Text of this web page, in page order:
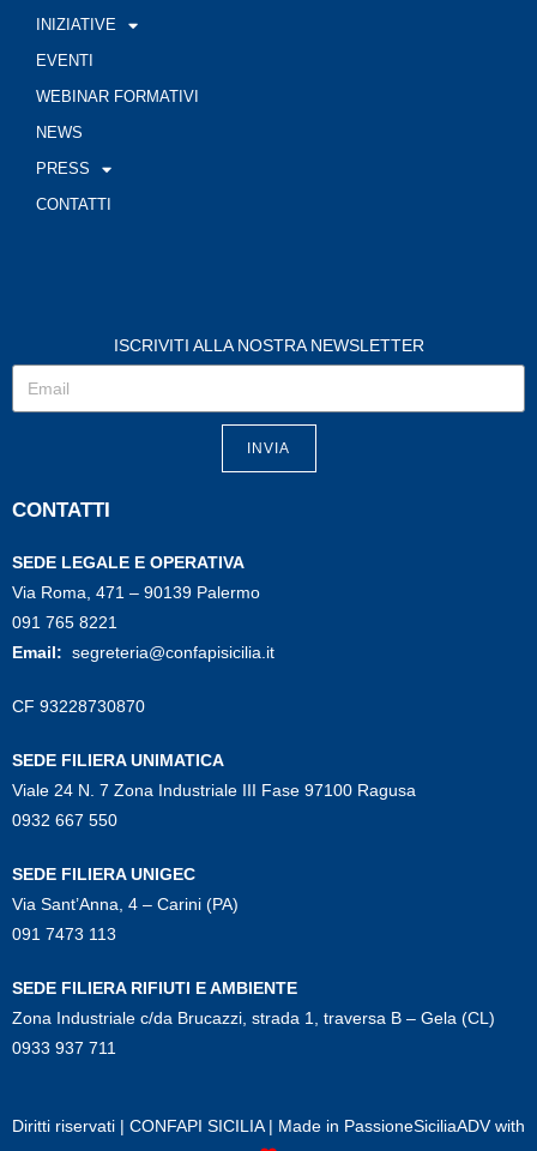
INIZIATIVE
EVENTI
WEBINAR FORMATIVI
NEWS
PRESS
CONTATTI
ISCRIVITI ALLA NOSTRA NEWSLETTER
INVIA
CONTATTI
SEDE LEGALE E OPERATIVA
Via Roma, 471 – 90139 Palermo
091 765 8221
Email: segreteria@confapisicilia.it
CF 93228730870
SEDE FILIERA UNIMATICA
Viale 24 N. 7 Zona Industriale III Fase 97100 Ragusa
0932 667 550
SEDE FILIERA UNIGEC
Via Sant’Anna, 4 – Carini (PA)
091 7473 113
SEDE FILIERA RIFIUTI E AMBIENTE
Zona Industriale c/da Brucazzi, strada 1, traversa B – Gela (CL)
0933 937 711
Diritti riservati | CONFAPI SICILIA | Made in PassioneSiciliaADVwith